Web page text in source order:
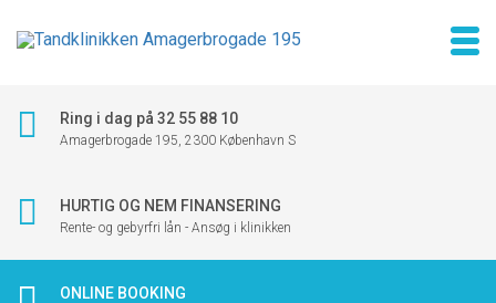
Ring i dag på 32 55 88 10
Amagerbrogade 195, 2300 København S
HURTIG OG NEM FINANSERING
Rente- og gebyrfri lån - Ansøg i klinikken
ONLINE BOOKING